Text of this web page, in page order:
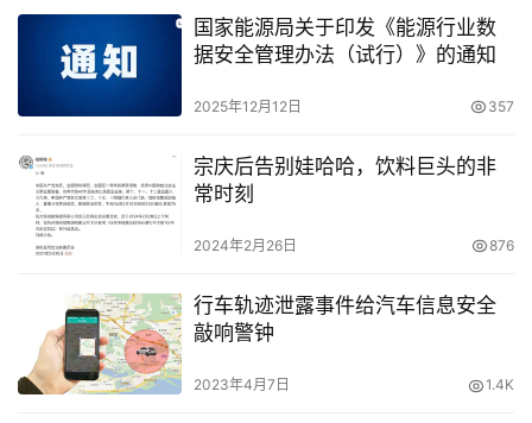
国家能源局关于印发《能源行业数
据安全管理办法（试行）》的通知
2025年12月12日 357
宗庆后告别娃哈哈，饮料巨头的非
常时刻
2024年2月26日 876
行车轨迹泄露事件给汽车信息安全
敲响警钟
2023年4月7日 1.4K